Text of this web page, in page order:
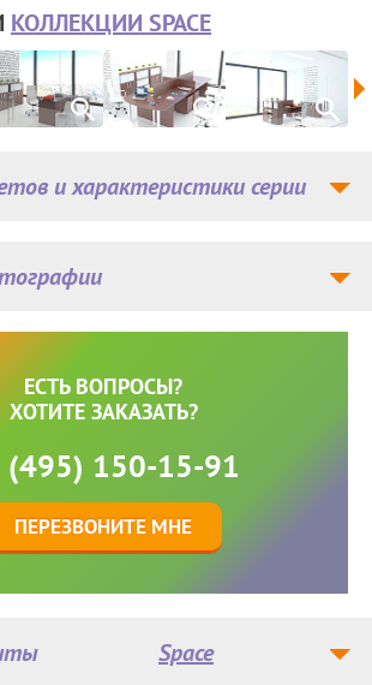
КОЛЛЕКЦИИ SPACE
и характеристики серии
ЕСТЬ ВОПРОСЫ?
ХОТИТЕ ЗАКАЗАТЬ?
(495) 150-15-91
ПЕРЕЗВОНИТЕ МНЕ
Space